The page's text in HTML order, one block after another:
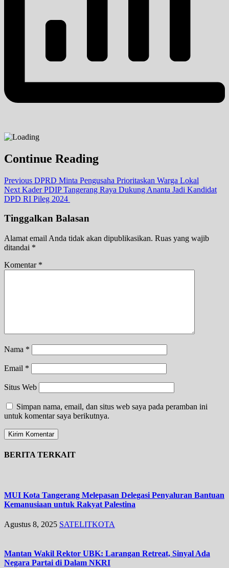
Continue Reading
Previous DPRD Minta Pengusaha Prioritaskan Warga Lokal
Next Kader PDIP Tangerang Raya Dukung Ananta Jadi Kandidat
DPD RI Pileg 2024
Tinggalkan Balasan
Alamat email Anda tidak akan dipublikasikan. Ruas yang wajib
ditandai *
Komentar *
Nama *
Email *
Situs Web
Simpan nama, email, dan situs web saya pada peramban ini
untuk komentar saya berikutnya.
BERITA TERKAIT
MUI Kota Tangerang Melepasan Delegasi Penyaluran Bantuan
Kemanusiaan untuk Rakyat Palestina
Agustus 8, 2025 SATELITKOTA
Mantan Wakil Rektor UBK: Larangan Retreat, Sinyal Ada
Negara Partai di Dalam NKRI